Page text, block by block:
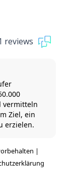
reviews
vermitteln
Ziel, ein
erzielen.
|